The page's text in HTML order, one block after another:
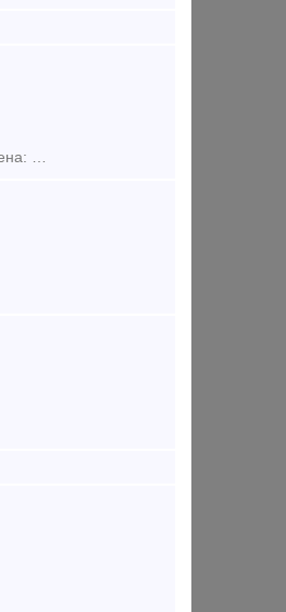
Предложение (продажа) Рельс без износа с хранения, как новый. Использется для тяжелых кранов, Цена: Не указана